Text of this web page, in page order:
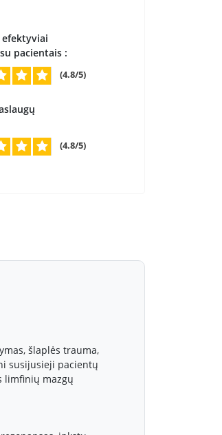
efektyviai
pacientais :
(4.8/5)
(4.8/5)
šlaplės trauma,
susijusieji pacientų
limfinių mazgų